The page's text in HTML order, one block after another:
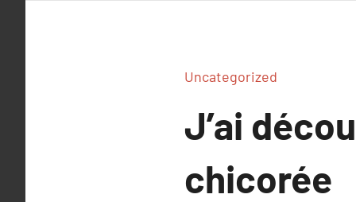
Uncategorized
J’ai
chicorée